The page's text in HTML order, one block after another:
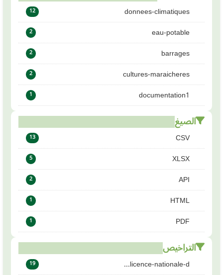
donnees-climatiques
12
eau-potable
2
barrages
2
cultures-maraicheres
2
documentation1
1
الصيغ
CSV
13
XLSX
5
API
2
HTML
1
PDF
1
التراخيص
licence-nationale-d...
19